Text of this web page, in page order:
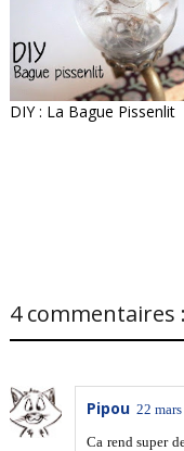
DIY : La Bague Pissenlit
4 commentaires :
Pipou 22
Ca rend super